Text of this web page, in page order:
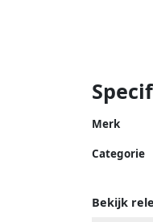
Merk
Categorie
Bekijk